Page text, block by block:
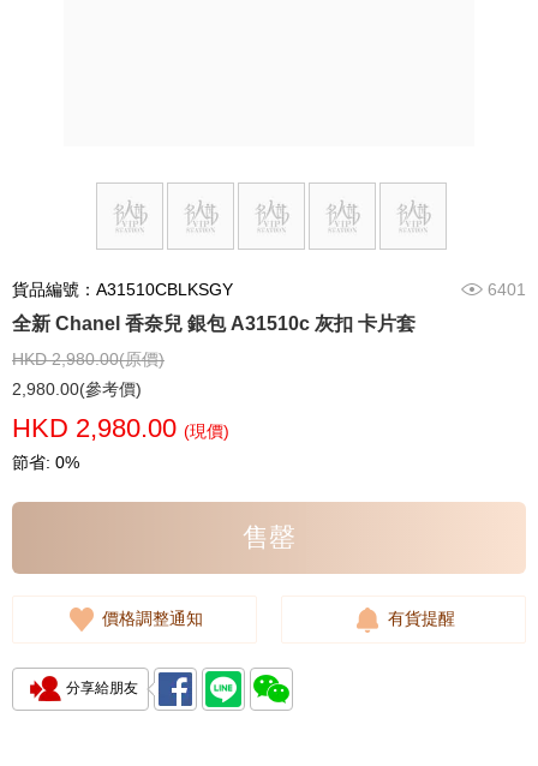
貨品編號：A31510CBLKSGY 6401
全新 Chanel 香奈兒 銀包 A31510c 灰扣 卡片套
HKD 2,980.00(原價)
2,980.00(參考價)
HKD 2,980.00 (現價)
節省: 0%
售罄
價格調整通知 有貨提醒
分享給朋友